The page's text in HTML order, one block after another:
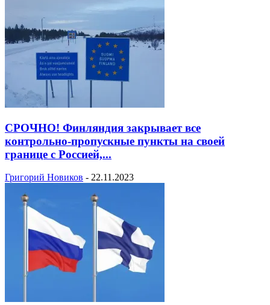
СРОЧНО! Финляндия закрывает все
контрольно-пропускные пункты на своей
границе с Россией,...
Григорий Новиков - 22.11.2023